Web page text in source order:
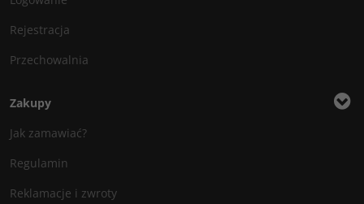
Rejestracja
Przechowalnia
Zakupy
Jak zamawiać?
Regulamin
Reklamacje i zwroty